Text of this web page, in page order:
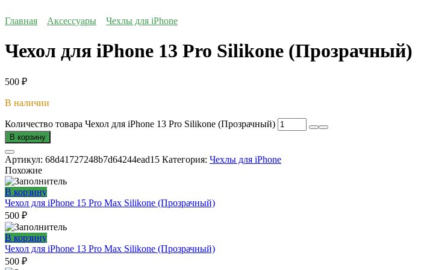
Главная Аксессуары Чехлы для iPhone
Чехол для iPhone 13 Pro Silikone (Прозрачный)
500 ₽
В наличии
Количество товара Чехол для iPhone 13 Pro Silikone (Прозрачный)
В корзину
Артикул: 68d41727248b7d64244ead15 Категория: Чехлы для iPhone
Похожие
В корзину
Чехол для iPhone 15 Pro Max Silikone (Прозрачный)
500 ₽
В корзину
Чехол для iPhone 13 Pro Max Silikone (Прозрачный)
500 ₽